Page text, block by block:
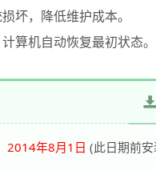
坏，降低维护成本。
算机自动恢复最初状态。
2014年8月1日 (此日期前